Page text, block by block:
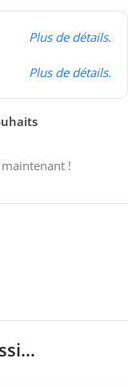
Plus de détails.
Plus de détails.
!